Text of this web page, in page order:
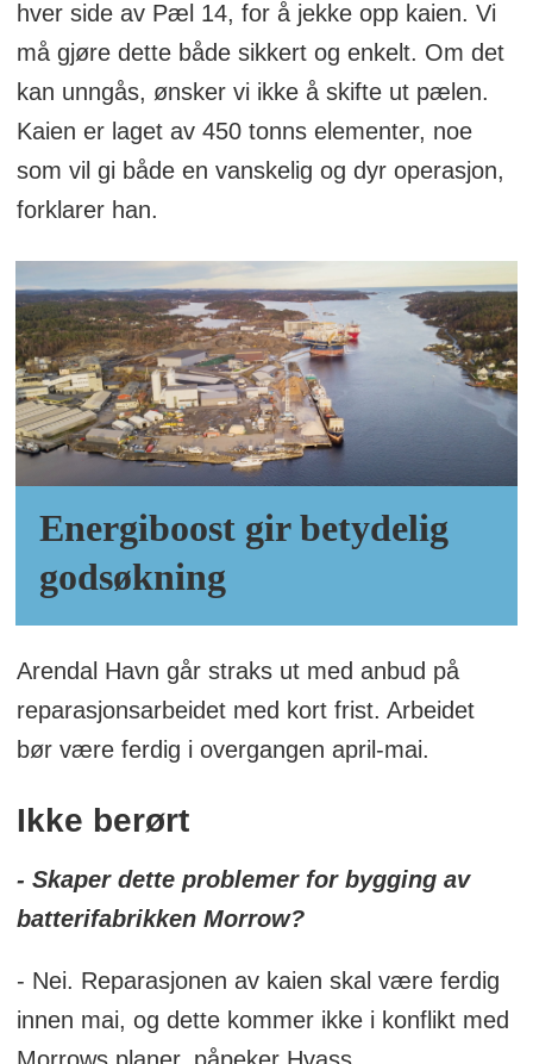
hver side av Pæl 14, for å jekke opp kaien. Vi
må gjøre dette både sikkert og enkelt. Om det
kan unngås, ønsker vi ikke å skifte ut pælen.
Kaien er laget av 450 tonns elementer, noe
som vil gi både en vanskelig og dyr operasjon,
forklarer han.
Energiboost gir betydelig
godsøkning
Arendal Havn går straks ut med anbud på
reparasjonsarbeidet med kort frist. Arbeidet
bør være ferdig i overgangen april-mai.
Ikke berørt
- Skaper dette problemer for bygging av
batterifabrikken Morrow?
- Nei. Reparasjonen av kaien skal være ferdig
innen mai, og dette kommer ikke i konflikt med